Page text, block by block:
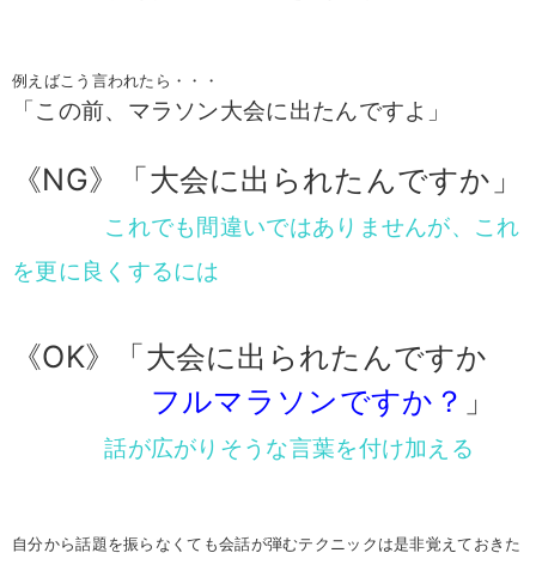
例えばこう言われたら・・・
「この前、マラソン大会に出たんですよ」
《NG》「大会に出られたんですか」
これでも間違いではありませんが、これ
を更に良くするには
《OK》「大会に出られたんですか
フルマラソンですか？ 」
話が広がりそうな言葉を付け加える
自分から話題を振らなくても会話が弾むテクニックは是非覚えておきた